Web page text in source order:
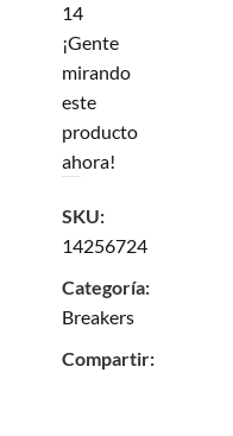
14
¡Gente
mirando
este
producto
ahora!
SKU:
14256724
Categoría:
Breakers
Compartir: